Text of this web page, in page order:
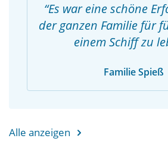
Es war eine schöne
der ganzen Familie für
einem Schiff zu
Familie Spieß
Alle anzeigen